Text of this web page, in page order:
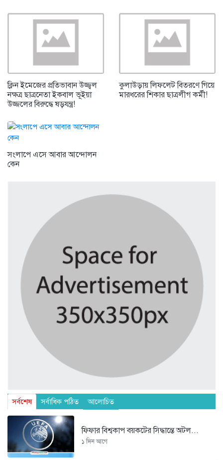
ক্লিন ইমেজের প্রতিভাবান উজ্জ্বল
নক্ষত্র ছাত্রনেতা ইকবাল ভূইয়া
উজ্জলের বিরুদ্ধে ষড়যন্ত্র!
কুলাউড়ায় লিফলেট বিতরণে গিয়ে
মারধরের শিকার ছাত্রলীগ কর্মী!
সংলাপে এসে আবার আন্দোলন
কেন
সর্বশেষ সর্বাধিক পঠিত আলোচিত
ফিফার বিশ্বকাপ বয়কটের সিদ্ধান্তে অটল...
১ দিন আগে